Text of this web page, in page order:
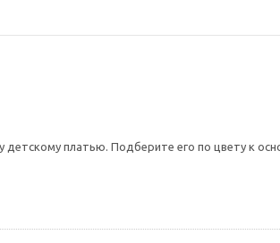
платью. Подберите его по цвету к